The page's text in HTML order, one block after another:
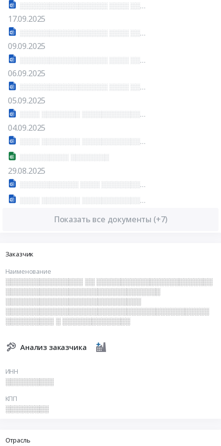
░░░░░░░░░░░░░░░░░░ ░░░░ ░░░░░░░░░░ ░░░░░░ ░░░░░░░░░░░░░░░
17.09.2025
░░░░░░░░░░░░░░░░░░ ░░░░ ░░░░░░░░░░ ░░░░░░ ░░░░░░░░░░░░░░░
09.09.2025
░░░░░░░░░░░░░░░░░░ ░░░░ ░░░░░░░░░░ ░░░░░░ ░░░░░░░░░░░░░░░
06.09.2025
░░░░░░░░░░░░░░░░░░ ░░░░ ░░░░░░░░░░ ░░░░░░ ░░░░░░░░░░░░░░░
05.09.2025
░░░░ ░░░░░░░░ ░░░░░░░░░░░░░░ ░░░░░░░░░░░░░░░░░░░░ ░░░░░░░░░░░░░
04.09.2025
░░░░ ░░░░░░░░ ░░░░░░░░░░░░░░ ░░░░░░░░░░░░░░░░░░░░ ░░░░░░░░░░░░░
░░░░░░░░░░ ░░░░░░░░
29.08.2025
░░░░░░░░░░░░ ░░░░ ░░░░░░░░░░░░░░░░░░░░ ░░░░░░░░░░░░░░░░ ░░░░░░░░░░░░░░░░░░░░░░░░░░░░░░░░
░░░░ ░░░░░░░░ ░░░░░░░░░░░░░░ ░░░░░░░░░░░░░░░░░░░░ ░░░░░
Показать все документы (+7)
Заказчик
Наименование
░░░░░░░░░░░░░░░░ ░░ ░░░░░░░░░░░░░░░░░░░░░░░░
░░░░░░░░░░░░░░░░░░░░░░░░░░░░░░░░
░░░░░░░░░░░░░░░░░░░░░░░░░░░░
░░░░░░░░░░░░░░░░░░░░░░░░░░░░░░░░░░░░░░░░░░
░░░░░░░░░░ ░ ░░░░░░░░░░░░░░
Анализ заказчика
ИНН
░░░░░░░░░░
КПП
░░░░░░░░░
Отрасль